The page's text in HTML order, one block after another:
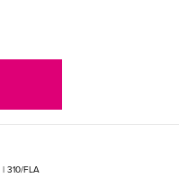
| 310/FLA